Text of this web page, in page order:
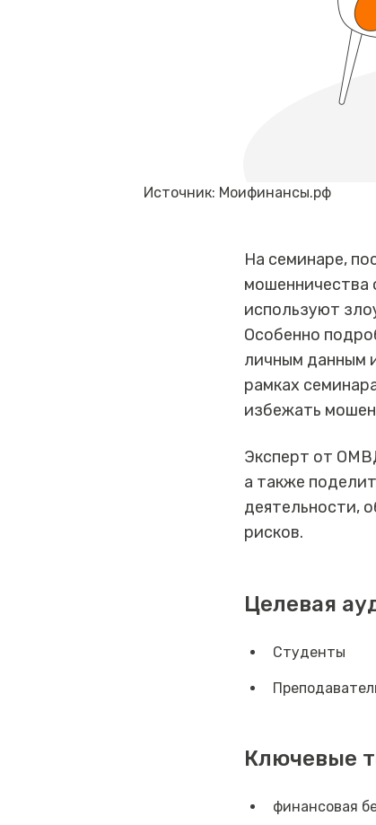
Источник: Моифинансы.рф
На семинаре,
мошенничества
используют
Особенно
личным данным
рамках
избежать
Эксперт от
а также
деятельности,
рисков.
Целевая
Студенты
Ключевые
финансовая